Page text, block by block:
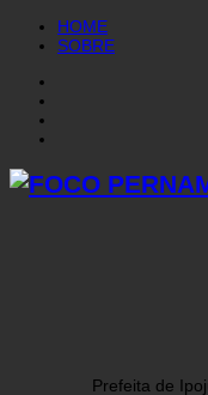
HOME
SOBRE
Prefeita de